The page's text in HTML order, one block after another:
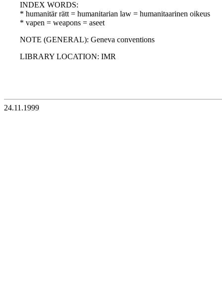
INDEX WORDS:
* humanitär rätt = humanitarian law = humanitaarinen oikeus
* vapen = weapons = aseet
NOTE (GENERAL): Geneva conventions
LIBRARY LOCATION: IMR
24.11.1999